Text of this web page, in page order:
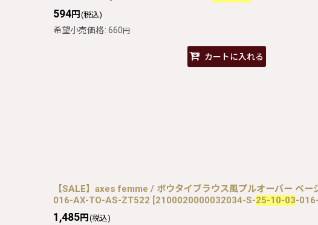
594円 (税込)
希望小売価格: 660円
カートに入れる
【SALE】axes femme / ボウタイブラウス風プルオーバー ベー
016-AX-TO-AS-ZT522 [2100020000032034-S-25-10-03-
1,485円 (税込)